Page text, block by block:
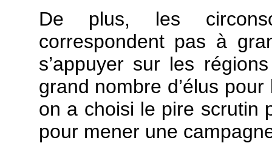
De plus, les
correspondent pas à
s’appuyer sur les
grand nombre d’élus
on a choisi le pire scrutin
pour mener une